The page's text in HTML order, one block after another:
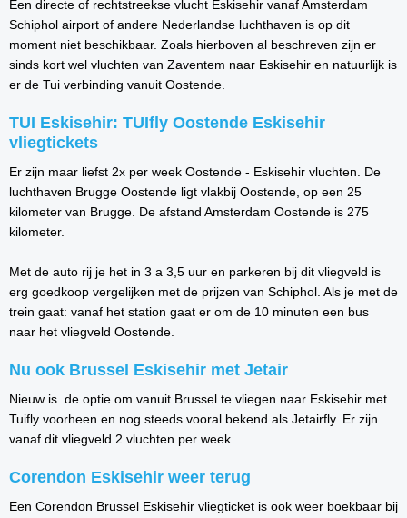
Een directe of rechtstreekse vlucht Eskisehir vanaf Amsterdam
Schiphol airport of andere Nederlandse luchthaven is op dit
moment niet beschikbaar. Zoals hierboven al beschreven zijn er
sinds kort wel vluchten van Zaventem naar Eskisehir en natuurlijk is
er de Tui verbinding vanuit Oostende.
TUI Eskisehir: TUIfly Oostende Eskisehir
vliegtickets
Er zijn maar liefst 2x per week Oostende - Eskisehir vluchten. De
luchthaven Brugge Oostende ligt vlakbij Oostende, op een 25
kilometer van Brugge. De afstand Amsterdam Oostende is 275
kilometer.
Met de auto rij je het in 3 a 3,5 uur en parkeren bij dit vliegveld is
erg goedkoop vergelijken met de prijzen van Schiphol. Als je met de
trein gaat: vanaf het station gaat er om de 10 minuten een bus
naar het vliegveld Oostende.
Nu ook Brussel Eskisehir met Jetair
Nieuw is de optie om vanuit Brussel te vliegen naar Eskisehir met
Tuifly voorheen en nog steeds vooral bekend als Jetairfly. Er zijn
vanaf dit vliegveld 2 vluchten per week.
Corendon Eskisehir weer terug
Een Corendon Brussel Eskisehir vliegticket is ook weer boekbaar bij